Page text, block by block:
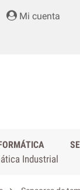
Mi cuenta
Industrial